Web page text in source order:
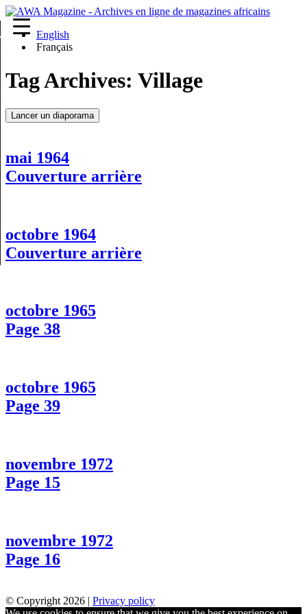
English
Français
Tag Archives: Village
Lancer un diaporama
mai 1964
Couverture arrière
octobre 1964
Couverture arrière
octobre 1965
Page 38
octobre 1965
Page 39
novembre 1972
Page 15
novembre 1972
Page 16
© Copyright 2026 | Privacy policy